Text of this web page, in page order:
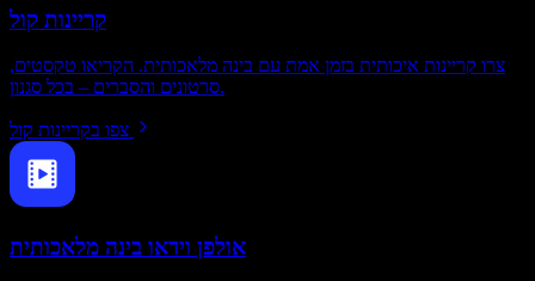
קריינות קול
צרו קריינות איכותית בזמן אמת עם בינה מלאכותית. הקריאו טקסטים,
סרטונים והסברים – בכל סגנון.
צפו בקריינות קול
אולפן וידאו בינה מלאכותית